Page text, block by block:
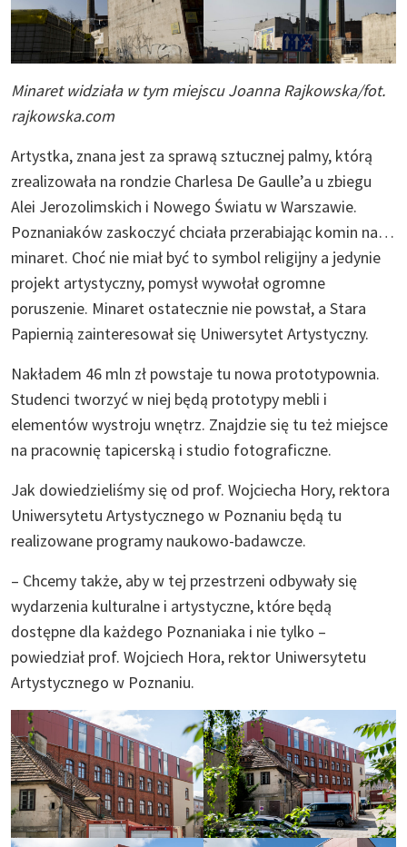
Minaret widziała w tym miejscu Joanna Rajkowska/fot.
rajkowska.com
Artystka, znana jest za sprawą sztucznej palmy, którą
zrealizowała na rondzie Charlesa De Gaulle’a u zbiegu
Alei Jerozolimskich i Nowego Światu w Warszawie.
Poznaniaków zaskoczyć chciała przerabiając komin na…
minaret. Choć nie miał być to symbol religijny a jedynie
projekt artystyczny, pomysł wywołał ogromne
poruszenie. Minaret ostatecznie nie powstał, a Stara
Papiernią zainteresował się Uniwersytet Artystyczny.
Nakładem 46 mln zł powstaje tu nowa prototypownia.
Studenci tworzyć w niej będą prototypy mebli i
elementów wystroju wnętrz. Znajdzie się tu też miejsce
na pracownię tapicerską i studio fotograficzne.
Jak dowiedzieliśmy się od prof. Wojciecha Hory, rektora
Uniwersytetu Artystycznego w Poznaniu będą tu
realizowane programy naukowo-badawcze.
– Chcemy także, aby w tej przestrzeni odbywały się
wydarzenia kulturalne i artystyczne, które będą
dostępne dla każdego Poznaniaka i nie tylko –
powiedział prof. Wojciech Hora, rektor Uniwersytetu
Artystycznego w Poznaniu.